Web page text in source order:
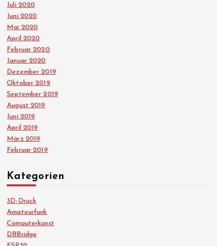
Juli 2020
Juni 2020
Mai 2020
April 2020
Februar 2020
Januar 2020
Dezember 2019
Oktober 2019
September 2019
August 2019
Juni 2019
April 2019
März 2019
Februar 2019
Kategorien
3D-Druck
Amateurfunk
Computerkunst
DBBridge